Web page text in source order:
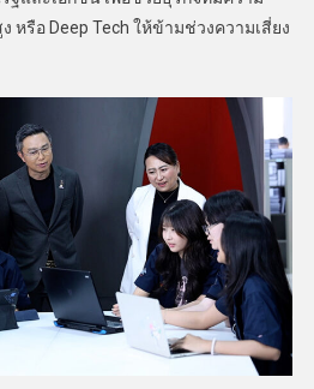
หรือ Deep Tech ให้ข้ามช่วงความเสี่ยง